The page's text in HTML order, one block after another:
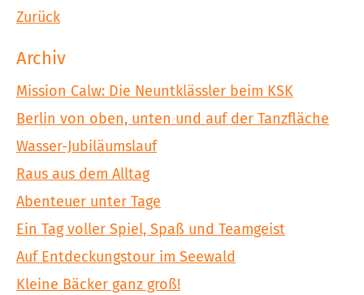
Zurück
Archiv
Mission Calw: Die Neuntklässler beim KSK
Berlin von oben, unten und auf der Tanzfläche
Wasser-Jubiläumslauf
Raus aus dem Alltag
Abenteuer unter Tage
Ein Tag voller Spiel, Spaß und Teamgeist
Auf Entdeckungstour im Seewald
Kleine Bäcker ganz groß!